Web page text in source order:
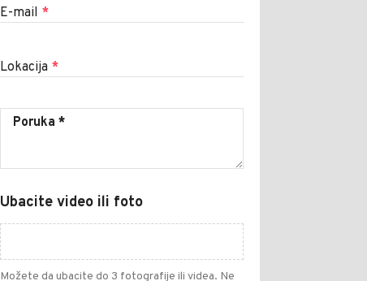
E-mail *
Lokacija *
Ubacite video ili foto
Možete da ubacite do 3 fotografije ili videa. Ne